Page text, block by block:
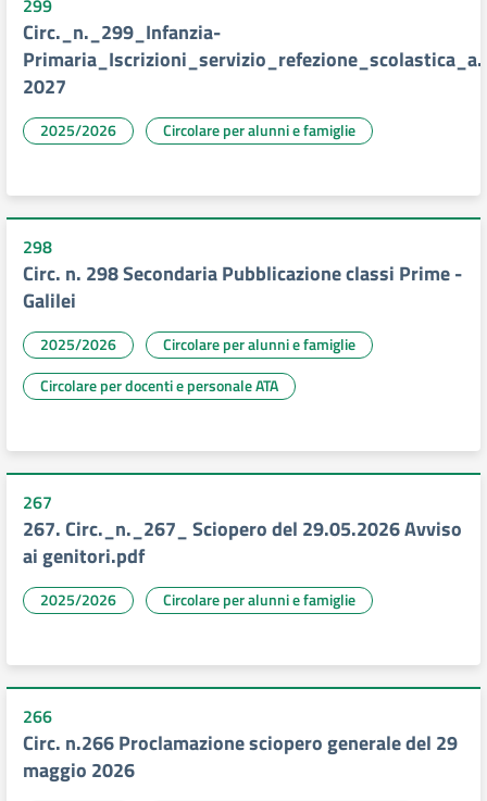
299
Circ._n._299_Infanzia-
2027
2025/2026 Circolare per alunni e famiglie
298
Circ. n. 298 Secondaria Pubblicazione classi Prime -
Galilei
2025/2026
Circolare per alunni e famiglie
Circolare per docenti e personale ATA
267
267. Circ._n._267_ Sciopero del 29.05.2026 Avviso
ai genitori.pdf
2025/2026 Circolare per alunni e famiglie
266
Circ. n.266 Proclamazione sciopero generale del 29
maggio 2026